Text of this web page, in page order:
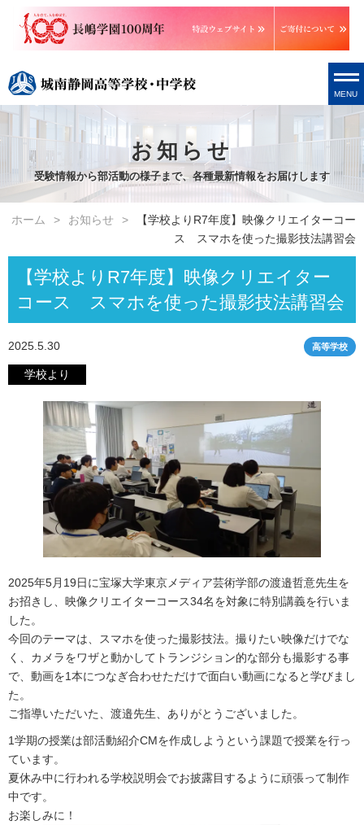
MENU
お知らせ
受験情報から部活動の様子まで、各種最新情報をお届けします
ホーム お知らせ
【学校よりR7年度】映像クリエイターコー
ス スマホを使った撮影技法講習会
【学校よりR7年度】映像クリエイター
コース スマホを使った撮影技法講習会
2025.5.30 高等学校
学校より
2025年5月19日に宝塚大学東京メディア芸術学部の渡邉哲意先生を
お招きし、映像クリエイターコース34名を対象に特別講義を行いま
した。
今回のテーマは、スマホを使った撮影技法。撮りたい映像だけでな
く、カメラをワザと動かしてトランジション的な部分も撮影する事
で、動画を1本につなぎ合わせただけで面白い動画になると学びまし
た。
ご指導いただいた、渡邉先生、ありがとうございました。
1学期の授業は部活動紹介CMを作成しようという課題で授業を行っ
ています。
夏休み中に行われる学校説明会でお披露目するように頑張って制作
中です。
お楽しみに！